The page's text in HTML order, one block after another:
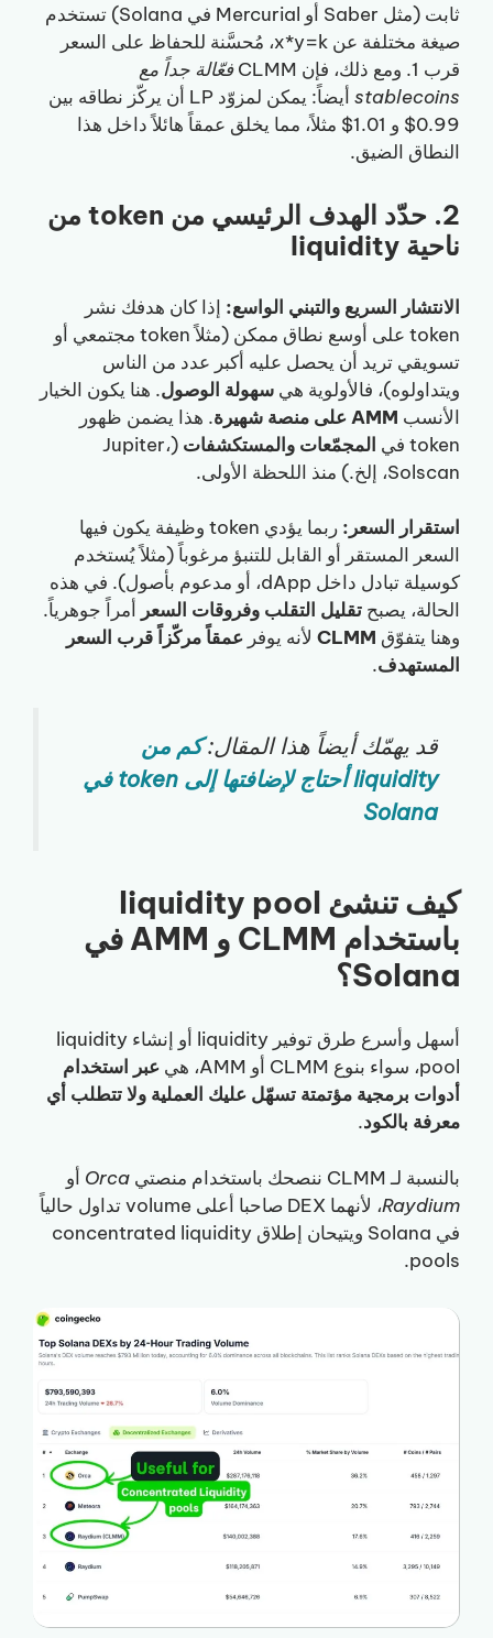
ثابت (مثل Saber أو Mercurial في Solana) تستخدم
صيغة مختلفة عن x*y=k، مُحسَّنة للحفاظ على السعر
قرب 1. ومع ذلك، فإن CLMM
فعّالة جداً مع
stablecoins
أيضاً: يمكن لمزوّد LP أن يركّز نطاقه بين
0.99$ و 1.01$ مثلاً، مما يخلق عمقاً هائلاً داخل هذا
النطاق الضيق.
2. حدّد الهدف الرئيسي من token من
ناحية liquidity
الانتشار السريع والتبني الواسع: إذا كان هدفك نشر
token على أوسع نطاق ممكن (مثلاً token مجتمعي أو
تسويقي تريد أن يحصل عليه أكبر عدد من الناس
ويتداولوه)، فالأولوية هي سهولة الوصول. هنا يكون الخيار
الأنسب AMM على منصة شهيرة
. هذا يضمن ظهور
token في
المجمّعات والمستكشفات (Jupiter،
Solscan، إلخ.) منذ اللحظة الأولى.
استقرار السعر:
ربما يؤدي token وظيفة يكون فيها
السعر المستقر أو القابل للتنبؤ مرغوباً (مثلاً يُستخدم
كوسيلة تبادل داخل dApp، أو مدعوم بأصول). في هذه
الحالة، يصبح تقليل التقلب وفروقات السعر أمراً جوهرياً.
وهنا يتفوّق CLMM لأنه يوفر عمقاً مركّزاً قرب السعر
المستهدف.
قد يهمّك أيضاً هذا المقال:كم من
liquidity أحتاج لإضافتها إلى token في
Solana
كيف تنشئ liquidity pool
باستخدام CLMM و AMM في
Solana؟
أسهل وأسرع طرق توفير liquidity أو إنشاء liquidity
pool، سواء بنوع CLMM أو AMM، هي
عبر استخدام
أدوات برمجية مؤتمتة تسهّل عليك العملية ولا تتطلب أي
معرفة بالكود.
بالنسبة لـ CLMM ننصحك باستخدام منصتي Orca أو
Raydium
، لأنهما DEX صاحبا أعلى volume تداول حالياً
في Solana ويتيحان إطلاق concentrated liquidity
pools.